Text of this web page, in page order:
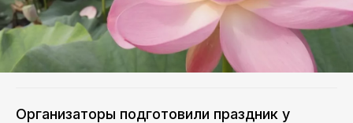
Организаторы подготовили праздник у